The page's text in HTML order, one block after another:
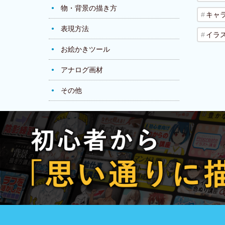
物・背景の描き方
表現方法
お絵かきツール
アナログ画材
その他
キャ
イラ